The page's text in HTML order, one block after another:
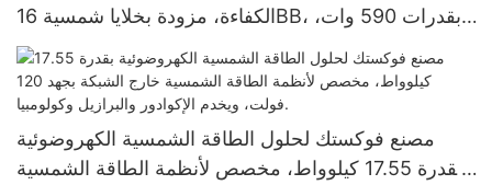
الكفاءة، مزودة بخلايا شمسية 16BB، بقدرات 590 وات،
مصنع فوكستك لحلول الطاقة الشمسية الكهروضوئية
بقدرة 17.55 كيلوواط، مخصص لأنظمة الطاقة الشمسية